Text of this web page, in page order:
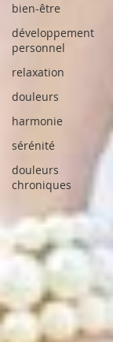
bien-être
développement
personnel
relaxation
douleurs
harmonie
sérénité
douleurs
chroniques